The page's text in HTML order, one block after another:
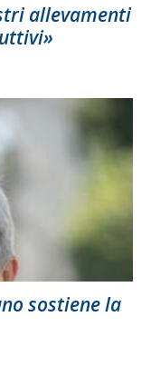
allevamenti
sostiene la